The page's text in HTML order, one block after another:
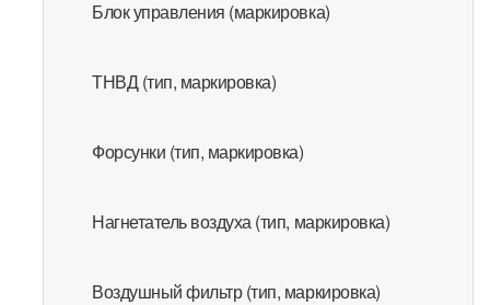
Блок управления (маркировка)
ТНВД (тип, маркировка)
Форсунки (тип, маркировка)
Нагнетатель воздуха (тип, маркировка)
Воздушный фильтр (тип, маркировка)